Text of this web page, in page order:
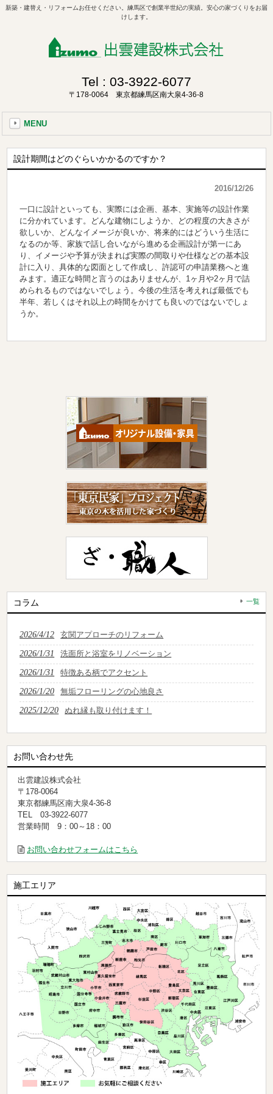
新築・建替え・リフォームお任せください。練馬区で創業半世紀の実績。安心の家づくりをお届
けします。
Tel : 03-3922-6077
〒178-0064 東京都練馬区南大泉4-36-8
MENU
設計期間はどのぐらいかかるのですか？
2016/12/26
一口に設計といっても、実際には企画、基本、実施等の設計作業
に分かれています。どんな建物にしようか、どの程度の大きさが
欲しいか、どんなイメージが良いか、将来的にはどういう生活に
なるのか等、家族で話し合いながら進める企画設計が第一にあ
り、イメージや予算が決まれば実際の間取りや仕様などの基本設
計に入り、具体的な図面として作成し、許認可の申請業務へと進
みます。適正な時間と言うのはありませんが、1ヶ月や2ヶ月で詰
められるものではないでしょう。今後の生活を考えれば最低でも
半年、若しくはそれ以上の時間をかけても良いのではないでしょ
うか。
コラム 一覧
2026/4/12 玄関アプローチのリフォーム
2026/1/31 洗面所と浴室をリノベーション
2026/1/31 特徴ある柄でアクセント
2026/1/20 無垢フローリングの心地良さ
2025/12/20 ぬれ縁も取り付けます！
お問い合わせ先
出雲建設株式会社
〒178-0064
東京都練馬区南大泉4-36-8
TEL 03-3922-6077
営業時間 9：00～18：00
お問い合わせフォームはこちら
施工エリア